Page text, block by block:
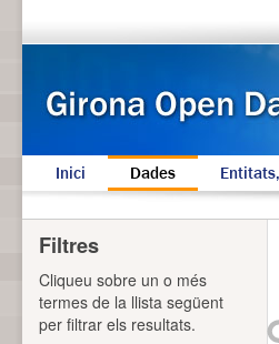
Inici Dades
Filtres
Cliqueu sobre un o més
termes de la llista següent
per filtrar els resultats.